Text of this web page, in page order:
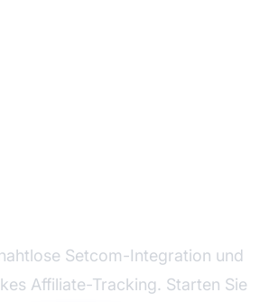
Setcom-Integration und
Affiliate-Tracking. Starten Sie